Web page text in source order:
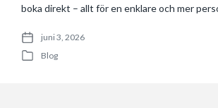
boka direkt – allt för en enklare och mer
P
juni 3, 2026
P
Blog